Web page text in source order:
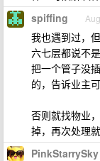
spiffing
我也遇到过，
六七层都说不
把一个管子没
的，告诉业主
否则就找物业
掉，再次处理就
PinkStarrySky